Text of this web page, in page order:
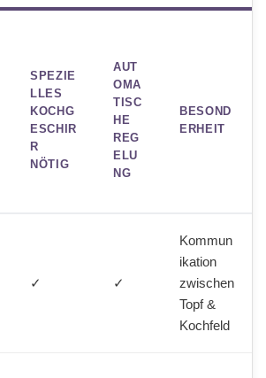
SPEZIE
LLES
KOCHG
ESCHIR
R
NÖTIG
AUT
OMA
TISC
HE
REG
ELU
NG
BESOND
ERHEIT
✓ ✓
Kommun
ikation
zwischen
Topf &
Kochfeld